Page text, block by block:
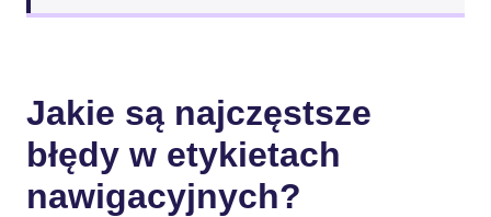
Jakie są najczęstsze
błędy w etykietach
nawigacyjnych?